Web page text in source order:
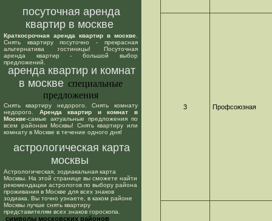
посуточная аренда
квартир в москве
Краткосрочная аренда квартир в москве
Снять квартиру посуточно - прекрасная
альтернатива гостиницы! Посуточная
аренда квартир - большой выбор
предложений.
аренда квартир и комнат
в москве специальные
предложения
Снять квартиру недорого. Снять комнату
недорого. Аренда квартир и комнат в
Москве-самые актуальные предложения по
всем районам Москвы! Снять квартиру или
комнату в Москве в течение одного дня!
астрологическая карта
москвы
Астрологическая, зодиакальная карта
Москвы. На этой странице вы сможете найти
рекомендации астрологов по выбору района
проживания в Москве для всех знаков
зодиака. Вы точно узнаете, в каком районе
Москвы лучше снять квартиру
представителям всех знаков гороскопа.
cимволы московских районов
3 Профсоюзная